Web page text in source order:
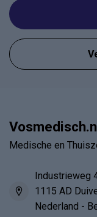
Medische en
Industrieweg
1115 AD
Nederland -